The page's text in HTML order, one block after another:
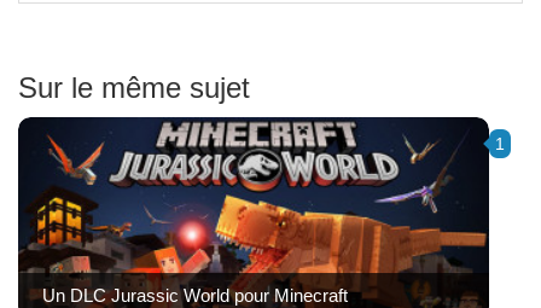
Sur le même sujet
1
Un DLC Jurassic World pour Minecraft